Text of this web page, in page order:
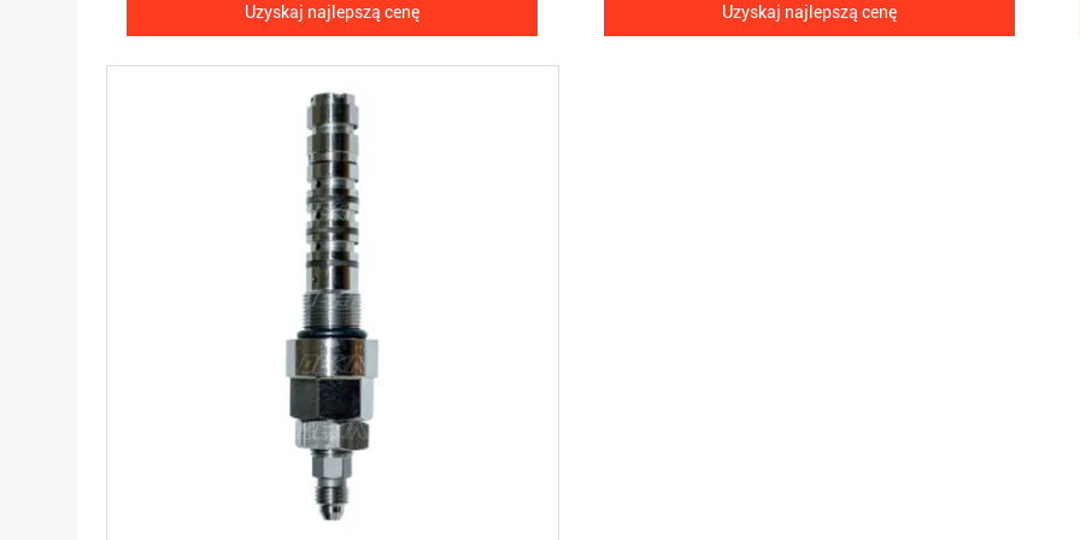
Uzyskaj najlepszą cenę Uzyskaj najlepszą cenę